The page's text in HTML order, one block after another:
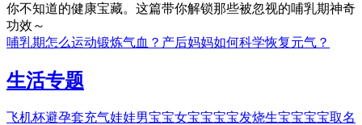
你不知道的健康宝藏。这篇带你解锁那些被忽视的哺乳期神奇
功效～
哺乳期怎么运动锻炼气血？产后妈妈如何科学恢复元气？
生活专题
飞机杯避孕套充气娃娃男宝宝女宝宝宝宝发烧生宝宝宝宝取名